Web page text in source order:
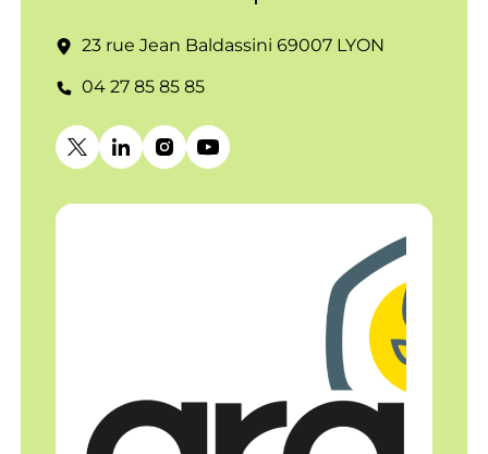
23 rue Jean Baldassini 69007 LYON
04 27 85 85 85